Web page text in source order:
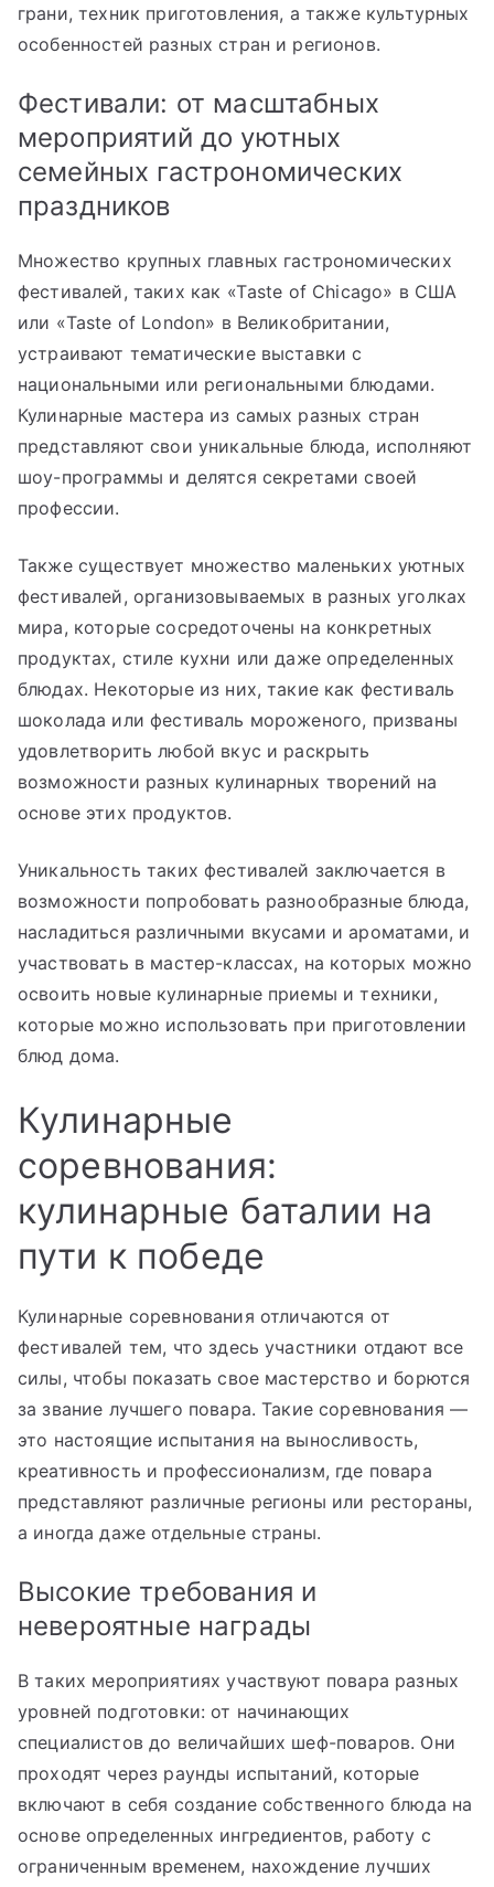
грани, техник приготовления, а также культурных
особенностей разных стран и регионов.
Фестивали: от масштабных
мероприятий до уютных
семейных гастрономических
праздников
Множество крупных главных гастрономических
фестивалей, таких как «Тaste of Chicago» в США
или «Taste of London» в Великобритании,
устраивают тематические выставки с
национальными или региональными блюдами.
Кулинарные мастера из самых разных стран
представляют свои уникальные блюда, исполняют
шоу-программы и делятся секретами своей
профессии.
Также существует множество маленьких уютных
фестивалей, организовываемых в разных уголках
мира, которые сосредоточены на конкретных
продуктах, стиле кухни или даже определенных
блюдах. Некоторые из них, такие как фестиваль
шоколада или фестиваль мороженого, призваны
удовлетворить любой вкус и раскрыть
возможности разных кулинарных творений на
основе этих продуктов.
Уникальность таких фестивалей заключается в
возможности попробовать разнообразные блюда,
насладиться различными вкусами и ароматами, и
участвовать в мастер-классах, на которых можно
освоить новые кулинарные приемы и техники,
которые можно использовать при приготовлении
блюд дома.
Кулинарные
соревнования:
кулинарные баталии на
пути к победе
Кулинарные соревнования отличаются от
фестивалей тем, что здесь участники отдают все
силы, чтобы показать свое мастерство и борются
за звание лучшего повара. Такие соревнования —
это настоящие испытания на выносливость,
креативность и профессионализм, где повара
представляют различные регионы или рестораны,
а иногда даже отдельные страны.
Высокие требования и
невероятные награды
В таких мероприятиях участвуют повара разных
уровней подготовки: от начинающих
специалистов до величайших шеф-поваров. Они
проходят через раунды испытаний, которые
включают в себя создание собственного блюда на
основе определенных ингредиентов, работу с
ограниченным временем, нахождение лучших